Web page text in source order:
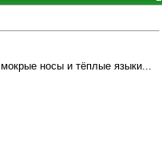
носы и тёплые языки...